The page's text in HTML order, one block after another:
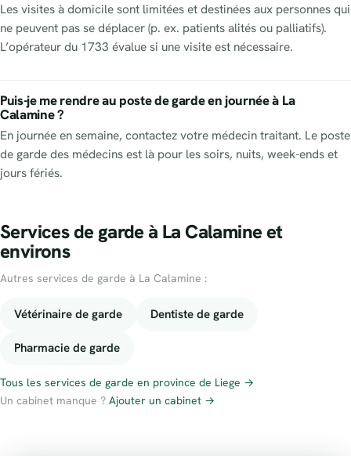
Les visites à domicile sont limitées et destinées aux personnes qui
ne peuvent pas se déplacer (p. ex. patients alités ou palliatifs).
L’opérateur du 1733 évalue si une visite est nécessaire.
Puis-je me rendre au poste de garde en journée à La
Calamine ?
En journée en semaine, contactez votre médecin traitant. Le poste
de garde des médecins est là pour les soirs, nuits, week-ends et
jours fériés.
Services de garde à La Calamine et
environs
Autres services de garde à La Calamine :
Vétérinaire de garde Dentiste de garde
Pharmacie de garde
Tous les services de garde en province de Liege →
Un cabinet manque ? Ajouter un cabinet →